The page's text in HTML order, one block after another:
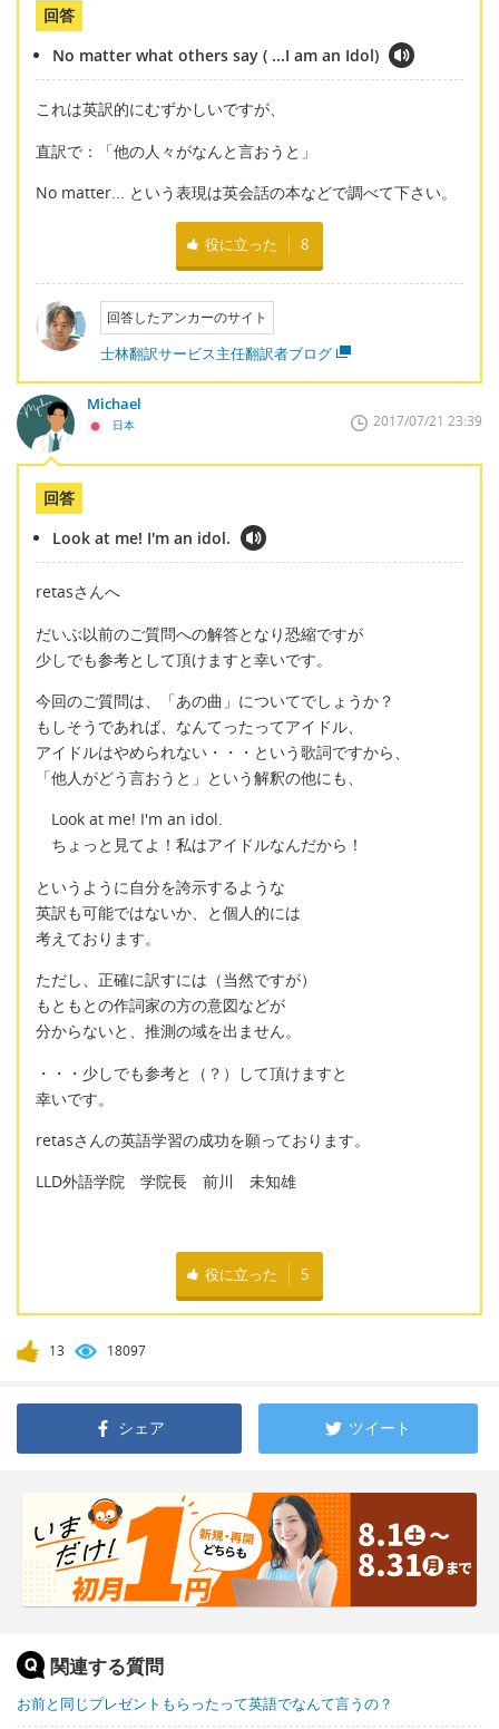
回答
No matter what others say ( ...I am an Idol)
これは英訳的にむずかしいですが、
直訳で：「他の人々がなんと言おうと」
No matter... という表現は英会話の本などで調べて下さい。
役に立った 8
回答したアンカーのサイト
士林翻訳サービス主任翻訳者ブログ
Michael
日本 2017/07/21 23:39
回答
Look at me! I'm an idol.
retasさんへ
だいぶ以前のご質問への解答となり恐縮ですが
少しでも参考として頂けますと幸いです。
今回のご質問は、「あの曲」についてでしょうか？
もしそうであれば、なんてったってアイドル、
アイドルはやめられない・・・という歌詞ですから、
「他人がどう言おうと」という解釈の他にも、
Look at me! I'm an idol.
ちょっと見てよ！私はアイドルなんだから！
というように自分を誇示するような
英訳も可能ではないか、と個人的には
考えております。
ただし、正確に訳すには（当然ですが）
もともとの作詞家の方の意図などが
分からないと、推測の域を出ません。
・・・少しでも参考と（？）して頂けますと
幸いです。
retasさんの英語学習の成功を願っております。
LLD外語学院 学院長 前川 未知雄
役に立った 5
13 18097
シェア ツイート
関連する質問
お前と同じプレゼントもらったって英語でなんて言うの？